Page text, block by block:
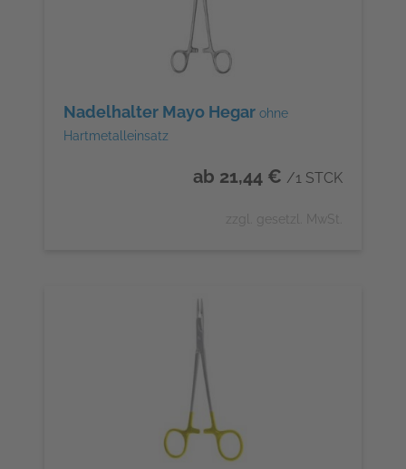
Nadelhalter Mayo Hegar ohne
Hartmetalleinsatz
ab 21,44 € /1 STCK
zzgl. gesetzl. MwSt.